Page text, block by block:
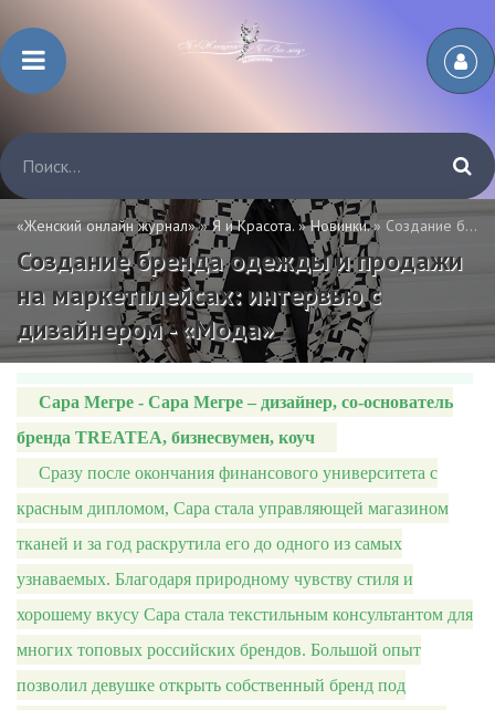
«Женский онлайн журнал»»Я и Красота. »Новинки.» Создание бренда одежды и продажи на маркетплейсах: интервью с дизайнером - «Мода»
Создание бренда одежды и продажи
на маркетплейсах: интервью с
дизайнером - «Мода»
Сара Мегре - Сара Мегре – дизайнер, со-основатель
бренда TREATEA, бизнесвумен, коуч
Сразу после окончания финансового университета с
красным дипломом, Сара стала управляющей магазином
тканей и за год раскрутила его до одного из самых
узнаваемых. Благодаря природному чувству стиля и
хорошему вкусу Сара стала текстильным консультантом для
многих топовых российских брендов. Большой опыт
позволил девушке открыть собственный бренд под